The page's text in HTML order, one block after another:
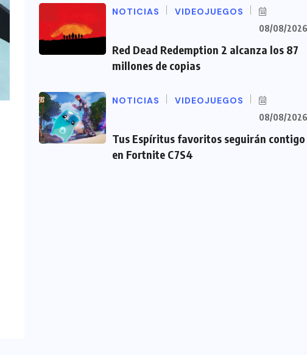
NOTICIAS VIDEOJUEGOS
08/08/2026
Red Dead Redemption 2 alcanza los 87
millones de copias
NOTICIAS VIDEOJUEGOS
08/08/2026
Tus Espíritus favoritos seguirán contigo
en Fortnite C7S4